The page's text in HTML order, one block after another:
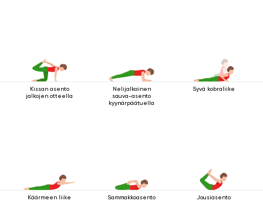
Kissan asento
jalkojen otteella
Nelijalkainen
sauva-asento
kyynärpäätuella
Syvä kobraliike
Käärmeen liike Sammakkoasento Jousiasento